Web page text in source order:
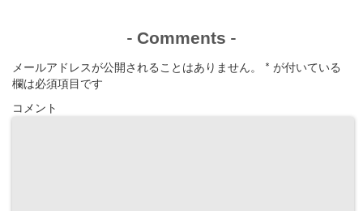
- Comments -
メールアドレスが公開されることはありません。 * が付いている
欄は必須項目です
コメント